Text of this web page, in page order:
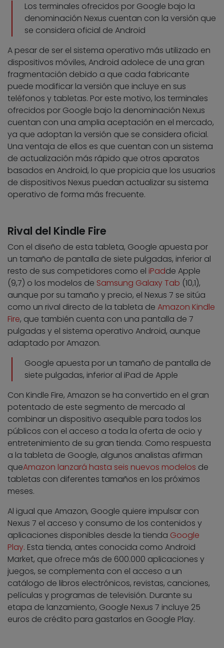
Los terminales ofrecidos por Google bajo la
denominación Nexus cuentan con la versión que
se considera oficial de Android
A pesar de ser el sistema operativo más utilizado en
dispositivos móviles, Android adolece de una gran
fragmentación debido a que cada fabricante
puede modificar la versión que incluye en sus
teléfonos y tabletas. Por este motivo, los terminales
ofrecidos por Google bajo la denominación Nexus
cuentan con una amplia aceptación en el mercado,
ya que adoptan la versión que se considera oficial.
Una ventaja de ellos es que cuentan con un sistema
de actualización más rápido que otros aparatos
basados en Android, lo que propicia que los usuarios
de dispositivos Nexus puedan actualizar su sistema
operativo de forma más frecuente.
Rival del Kindle Fire
Con el diseño de esta tableta, Google apuesta por
un tamaño de pantalla de siete pulgadas, inferior al
resto de sus competidores como el iPadde Apple
(9,7) o los modelos de Samsung Galaxy Tab (10,1),
aunque por su tamaño y precio, el Nexus 7 se sitúa
como un rival directo de la tableta de Amazon Kindle
Fire, que también cuenta con una pantalla de 7
pulgadas y el sistema operativo Android, aunque
adaptado por Amazon.
Google apuesta por un tamaño de pantalla de
siete pulgadas, inferior al iPad de Apple
Con Kindle Fire, Amazon se ha convertido en el gran
potentado de este segmento de mercado al
combinar un dispositivo asequible para todos los
públicos con el acceso a toda la oferta de ocio y
entretenimiento de su gran tienda. Como respuesta
a la tableta de Google, algunos analistas afirman
queAmazon lanzará hasta seis nuevos modelos de
tabletas con diferentes tamaños en los próximos
meses.
Al igual que Amazon, Google quiere impulsar con
Nexus 7 el acceso y consumo de los contenidos y
aplicaciones disponibles desde la tienda Google
Play. Esta tienda, antes conocida como Android
Market, que ofrece más de 600.000 aplicaciones y
juegos, se complementa con el acceso a un
catálogo de libros electrónicos, revistas, canciones,
películas y programas de televisión. Durante su
etapa de lanzamiento, Google Nexus 7 incluye 25
euros de crédito para gastarlos en Google Play.